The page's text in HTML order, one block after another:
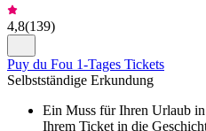
4,8(139)
Puy du Fou 1-Tages Tickets
Selbstständige Erkundung
Ein Muss für Ihren Urlaub
Ihrem Ticket in die